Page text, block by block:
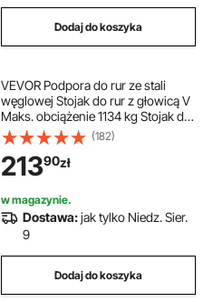
Dodaj do koszyka
VEVOR Podpora do rur ze stali
węglowej Stojak do rur z głowicą V
Maks. obciążenie 1134 kg Stojak do
rur Wysokość regulowana od 61 do
107 cm Nogi składane do
transportu Idealny do maszyn do
gwintowania Rowki rolkowe
(182)
21390zł
w magazynie.
Dostawa:jak tylko Niedz. Sier.
9
Dodaj do koszyka